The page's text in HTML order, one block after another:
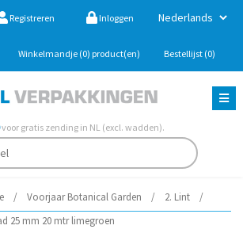
Registreren Inloggen
Winkelmandje (0) product(en) Bestellijst (0)
voor gratis zending in NL (excl. wadden).
/ Voorjaar Botanical Garden / 2. Lint
/
25 mm 20 mtr limegroen